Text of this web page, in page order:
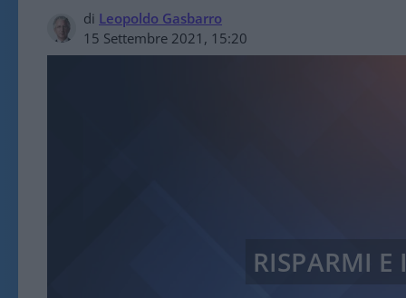
di Leopoldo Gasbarro
15 Settembre 2021, 15:20
RISPARMI E